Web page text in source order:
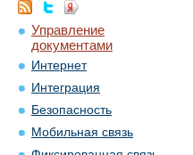
Управление
документами
Интернет
Интеграция
Безопасность
Мобильная связь